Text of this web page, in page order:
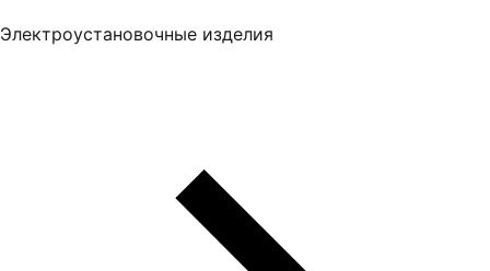
Электроустановочные изделия